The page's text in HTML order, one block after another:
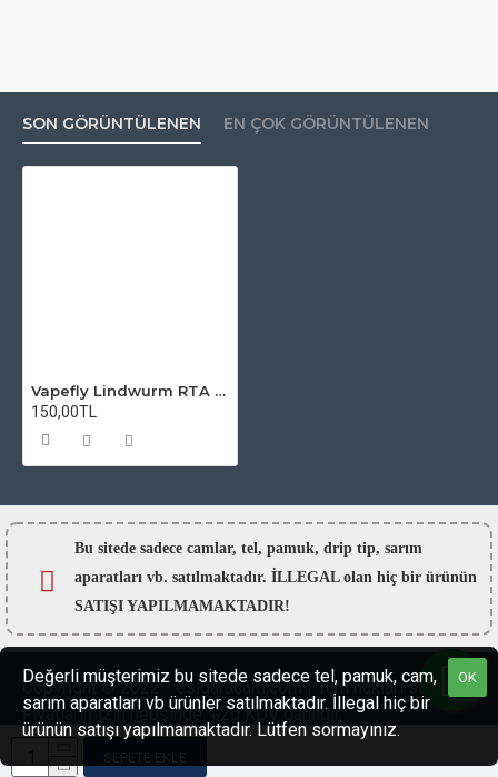
SON GÖRÜNTÜLENEN EN ÇOK GÖRÜNTÜLENEN
Vapefly Lindwurm RTA Atomizer Camı
150,00TL
Bu sitede sadece camlar, tel, pamuk, drip tip, sarım
aparatları vb. satılmaktadır. İLLEGAL olan hiç bir ürünün
SATIŞI YAPILMAMAKTADIR!
Copyright © 2022 - esigaracam.com | Tüm hakları saklıdır.
Fiyatlarımızın hepsinde %20 KDV dahildir.
OK
Değerli müşterimiz bu sitede sadece tel, pamuk, cam,
sarım aparatları vb ürünler satılmaktadır. İllegal hiç bir
ürünün satışı yapılmamaktadır. Lütfen sormayınız.